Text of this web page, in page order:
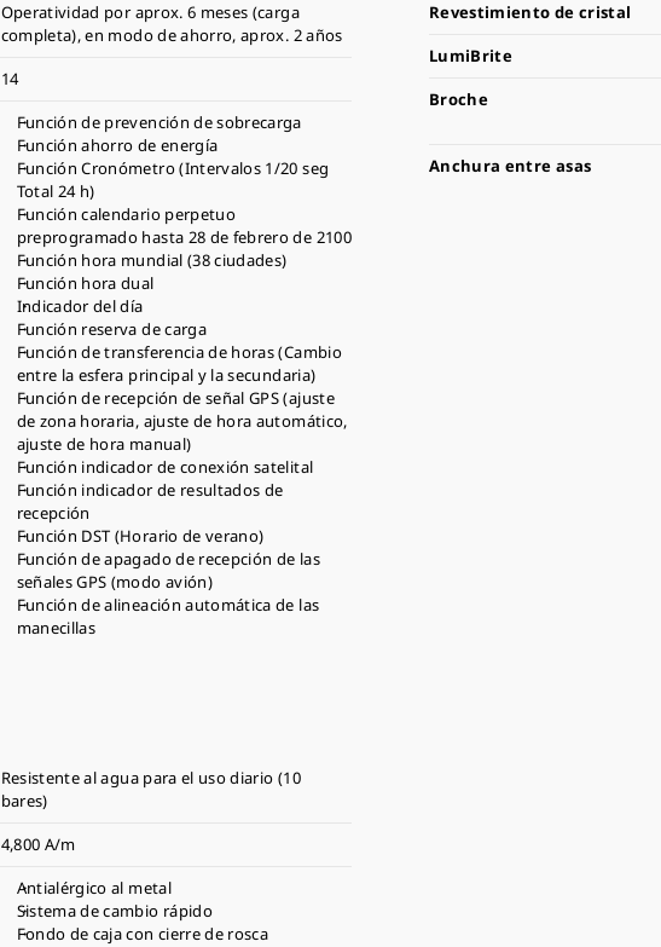
Operatividad por aprox. 6 meses (carga
completa), en modo de ahorro, aprox. 2 años
14
Función de prevención de sobrecarga
Función ahorro de energía
Función Cronómetro (Intervalos 1/20 seg
Total 24 h)
Función calendario perpetuo
preprogramado hasta 28 de febrero de 2100
Función hora mundial (38 ciudades)
Función hora dual
Indicador del día
Función reserva de carga
Función de transferencia de horas (Cambio
entre la esfera principal y la secundaria)
Función de recepción de señal GPS (ajuste
de zona horaria, ajuste de hora automático,
ajuste de hora manual)
Función indicador de conexión satelital
Función indicador de resultados de
recepción
Función DST (Horario de verano)
Función de apagado de recepción de las
señales GPS (modo avión)
Función de alineación automática de las
manecillas
Revestimiento de cristal
LumiBrite
Broche
Anchura entre asas
Resistente al agua para el uso diario (10
bares)
4,800 A/m
Antialérgico al metal
Sistema de cambio rápido
Fondo de caja con cierre de rosca